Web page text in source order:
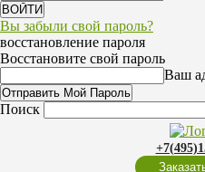
Вы забыли свой пароль?
восстановление пароля
Восстановите свой пароль
Ваш
Поиск